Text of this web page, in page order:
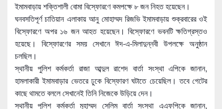
ইমামবাড়ায় শক্তিশালী বোমা বিস্ফোরণে কমপক্ষে ৮ জন নিহত হয়েছেন।
ঘনবসতিপূর্ণ চাতিয়ান এলাকায় আনু মোহাম্মদ রিজভি ইমামবাড়ায় শুক্রবারের ওই
বিস্ফোরণে অপর ১৬ জন আহত হয়েছেন। বিস্ফোরণে ভবনটি ক্ষতিগ্রস্তও
হয়েছে। বিস্ফোরণের সময় সেখানে ঈদ-এ-মিলাদুন্নবী উপলক্ষে অনুষ্ঠান
চলছিল।
স্থানীয় পুলিশ কর্মকর্তা রাজা আব্দুল রাশেদ বার্তা সংস্থা এপিকে জানান,
হামলাকারী ইমামবাড়ার ভেতরে ঢুকে বিস্ফোরণ ঘটাতে চেয়েছিল। তবে গেটের
কাছে থামতে বললে সেখানেই তিনি নিজেকে উড়িয়ে দেন।
স্থানীয় পুলিশ কর্মকর্তা মুহাম্মদ সেলিম বার্তা সংস্থা এএফপিকে জানান,